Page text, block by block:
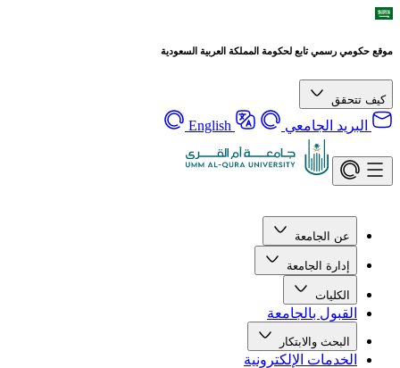
موقع حكومي رسمي تابع لحكومة المملكة العربية السعودية
كيف تتحقق
البريد الجامعي English
عن الجامعة
إدارة الجامعة
الكليات
القبول بالجامعة
البحث والابتكار
الخدمات الإلكترونية